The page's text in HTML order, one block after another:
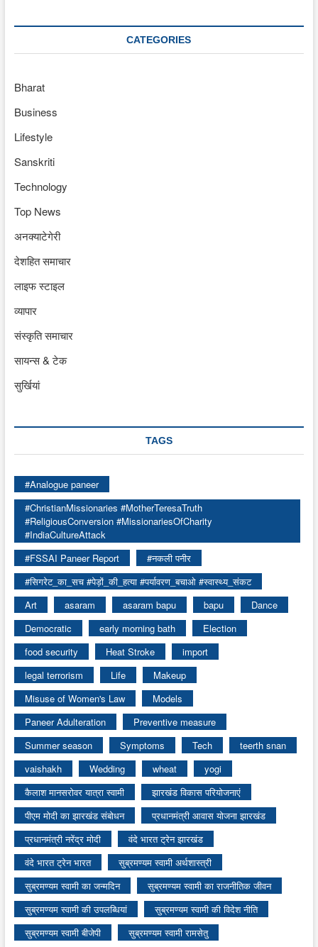
CATEGORIES
Bharat
Business
Lifestyle
Sanskriti
Technology
Top News
अनक्याटेगेरी
देशहित समाचार
लाइफ स्टाइल
व्यापार
संस्कृति समाचार
सायन्स & टेक
सुर्खियां
TAGS
#Analogue paneer
#ChristianMissionaries #MotherTeresaTruth
#ReligiousConversion #MissionariesOfCharity
#IndiaCultureAttack
#FSSAI Paneer Report
#नकली पनीर
#सिगरेट_का_सच #पेड़ों_की_हत्या #पर्यावरण_बचाओ #स्वास्थ्य_संकट
Art
asaram asaram bapu bapu
Dance
Democratic
early morning bath
Election
food security
Heat Stroke
import
legal terrorism
Life
Makeup
Misuse of Women's Law
Models
Paneer Adulteration
Preventive measure
Summer season
Symptoms Tech
teerth snan
vaishakh
Wedding wheat
yogi
कैलाश मानसरोवर यात्रा स्वामी
झारखंड विकास परियोजनाएं
पीएम मोदी का झारखंड संबोधन
प्रधानमंत्री आवास योजना झारखंड
प्रधानमंत्री नरेंद्र मोदी
वंदे भारत ट्रेन झारखंड
वंदे भारत ट्रेन भारत
सुब्रमण्यम स्वामी अर्थशास्त्री
सुब्रमण्यम स्वामी का जन्मदिन
सुब्रमण्यम स्वामी का राजनीतिक जीवन
सुब्रमण्यम स्वामी की उपलब्धियां
सुब्रमण्यम स्वामी की विदेश नीति
सुब्रमण्यम स्वामी बीजेपी
सुब्रमण्यम स्वामी रामसेतु